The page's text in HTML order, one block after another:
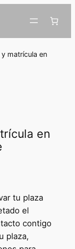
matrícula en
en
tu plaza
el
contigo
plaza,